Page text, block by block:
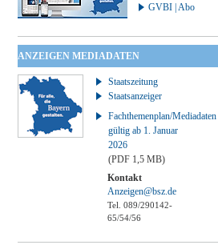
GVBI | Abo
ANZEIGEN MEDIADATEN
Staatszeitung
Staatsanzeiger
Fachthemenplan/Mediadaten
gültig ab 1. Januar
2026
(PDF 1,5 MB)
Kontakt
Anzeigen@bsz.de
Tel. 089/290142-
65/54/56